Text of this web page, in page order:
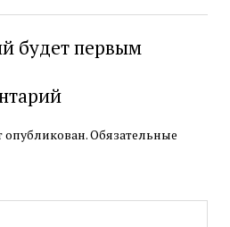
будет первым
опубликован.Обязательные